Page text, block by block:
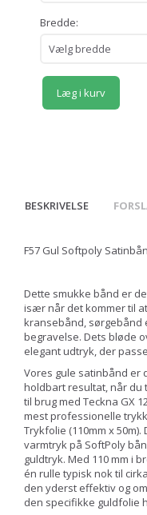
Bredde:
Læg i kurv
BESKRIVELSE
F57 Gul Softpoly
Dette smukke bånd er
især når det kommer til
kransebånd, sørgebånd
begravelse. Dets bløde
elegant udtryk, der
Vores gule satinbånd er
holdbart resultat, når du
til brug med Teckna GX
mest professionelle
Trykfolie (110mm x
varmtryk på SoftPoly
guldtryk. Med 110 mm i
én rulle typisk nok til
den yderst effektiv og
den specifikke guldfolie